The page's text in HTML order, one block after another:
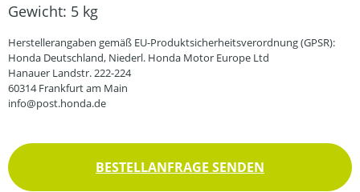
Gewicht: 5 kg
Herstellerangaben gemäß EU-Produktsicherheitsverordnung (GPSR):
Honda Deutschland, Niederl. Honda Motor Europe Ltd
Hanauer Landstr. 222-224
60314 Frankfurt am Main
info@post.honda.de
BESTELLANFRAGE SENDEN